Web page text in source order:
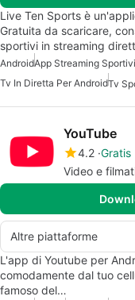
Live Ten Sports è
Gratuita da scaricare,
sportivi in streaming
AndroidApp Streaming Sportivi
Tv In Diretta Per AndroidTv
YouTube
4.2 Gratis
Video e
Altre piattaforme
L'app di Youtube per
comodamente dal tuo
famoso del…